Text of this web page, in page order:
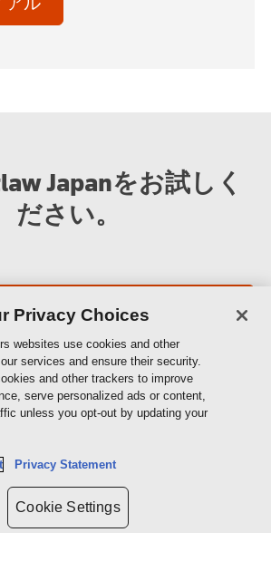
Japanをお試しく
ださい。
無料トライアル
Privacy Choices
websites use cookies and other
services and ensure their security.
and other trackers to improve
serve personalized ads or content,
unless you opt-out by updating your
Privacy Statement
Cookie Settings